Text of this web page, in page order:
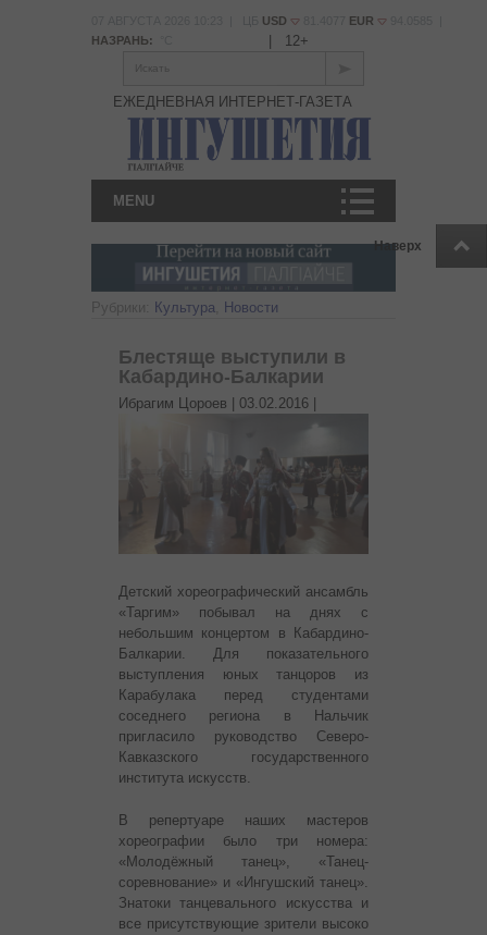
Наверх
USD EUR
НАЗРАНЬ:
12+
Искать
ЕЖЕДНЕВНАЯ ИНТЕРНЕТ-ГАЗЕТА
MENU
Рубрики: Культура Новости
Блестяще выступили в
Кабардино-Балкарии
Ибрагим Цороев | 03.02.2016
Детский хореографический ансамбль
«Таргим» побывал на днях с
небольшим концертом в Кабардино-
Балкарии. Для показательного
выступления юных танцоров из
Карабулака перед студентами
соседнего региона в Нальчик
пригласило руководство Северо-
Кавказского государственного
института искусств.
В репертуаре наших мастеров
хореографии было три номера:
«Молодёжный танец», «Танец-
соревнование» и «Ингушский танец».
Знатоки танцевального искусства и
все присутствующие зрители высоко